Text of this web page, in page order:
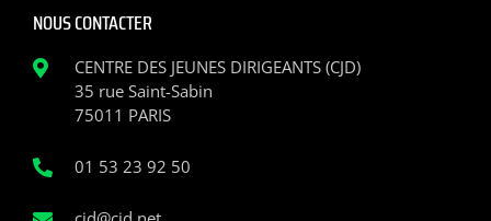
NOUS CONTACTER
CENTRE DES JEUNES DIRIGEANTS (CJD)
35 rue Saint-Sabin
75011 PARIS
01 53 23 92 50